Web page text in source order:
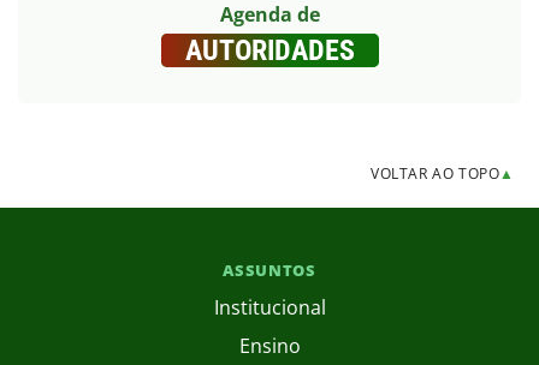
Agenda de
AUTORIDADES
VOLTAR AO TOPO▲
ASSUNTOS
Institucional
Ensino